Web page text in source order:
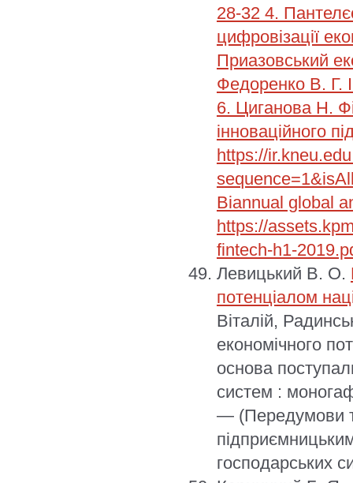
28-32 4.
цифровізації
Приазовський
Федоренко В. Г.
6. Циганова Н.
інноваційного
https://
Biannual global
https://
fintech-h1-
Левицький В. О.
потенціалом
Віталій,
економічного
основа
систем :
— (Передумови
господарських